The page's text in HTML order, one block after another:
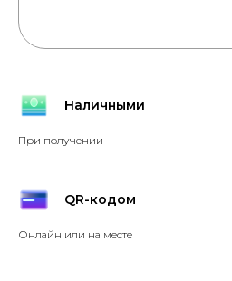
Наличными
При получении
QR-кодом
Онлайн или на месте